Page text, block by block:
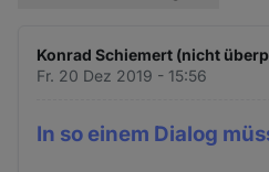
Konrad Schiemert (nicht
Fr. 20 Dez 2019 - 15:56
In so einem Dialog